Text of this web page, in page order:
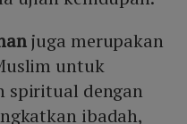
juga merupakan
untuk
spiritual dengan
ibadah,